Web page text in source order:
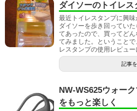
ダイソーのトイレ
最近トイレスタンプに興味
ダイソーを歩き回ってい
てあったので、買ってど
てみました。ということ
レスタンプの使用レビュー
記事
NW-WS625ウォー
をもっと楽しく